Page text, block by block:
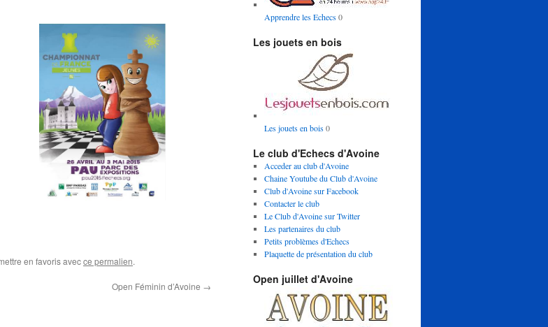
en favoris avecce permalien.
Open Féminin d’Avoine →
Apprendre les Echecs0
Les jouets en bois
Les jouets en bois0
Le club d'Echecs d'Avoine
Acceder au club d'Avoine
Chaine Youtube du Club d'Avoine
Club d'Avoine sur Facebook
Contacter le club
Le Club d'Avoine sur Twitter
Les partenaires du club
Petits problèmes d'Echecs
Plaquette de présentation du club
Open juillet d'Avoine